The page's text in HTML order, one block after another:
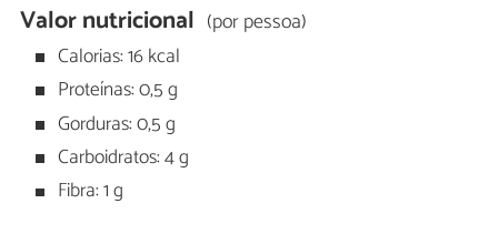
Valor nutricional (por pessoa)
Calorias: 16 kcal
Proteínas: 0,5 g
Gorduras: 0,5 g
Carboidratos: 4 g
Fibra: 1 g